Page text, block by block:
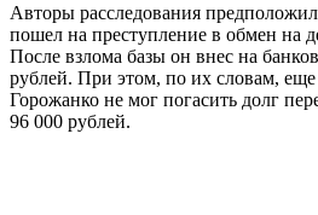
Авторы расследования
пошел на преступление в обмен на
После взлома базы он внес на
рублей. При этом, по их словам, еще
Горожанко не мог погасить долг
96 000 рублей.